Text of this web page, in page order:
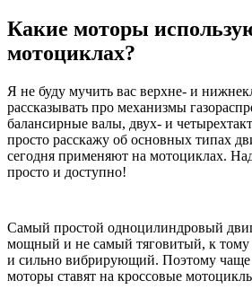
Какие моторы
мотоциклах?
Я не буду мучить вас верхне- и
рассказывать про механизмы
балансирные валы, двух- и
просто расскажу об основных типах
сегодня применяют на мотоциклах.
просто и доступно!
Самый простой одноцилиндровый
мощный и не самый тяговитый, к
и сильно вибрирующий. Поэтому чаще
моторы ставят на кроссовые